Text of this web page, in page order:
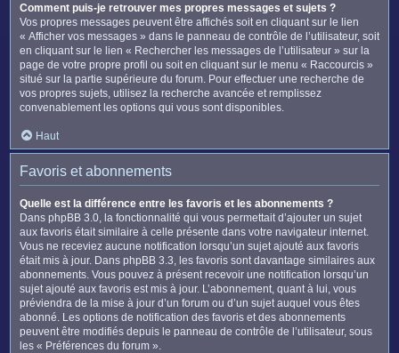
Comment puis-je retrouver mes propres messages et sujets ?
Vos propres messages peuvent être affichés soit en cliquant sur le lien
« Afficher vos messages » dans le panneau de contrôle de l’utilisateur, soit
en cliquant sur le lien « Rechercher les messages de l’utilisateur » sur la
page de votre propre profil ou soit en cliquant sur le menu « Raccourcis »
situé sur la partie supérieure du forum. Pour effectuer une recherche de
vos propres sujets, utilisez la recherche avancée et remplissez
convenablement les options qui vous sont disponibles.
Haut
Favoris et abonnements
Quelle est la différence entre les favoris et les abonnements ?
Dans phpBB 3.0, la fonctionnalité qui vous permettait d’ajouter un sujet
aux favoris était similaire à celle présente dans votre navigateur internet.
Vous ne receviez aucune notification lorsqu’un sujet ajouté aux favoris
était mis à jour. Dans phpBB 3.3, les favoris sont davantage similaires aux
abonnements. Vous pouvez à présent recevoir une notification lorsqu’un
sujet ajouté aux favoris est mis à jour. L’abonnement, quant à lui, vous
préviendra de la mise à jour d’un forum ou d’un sujet auquel vous êtes
abonné. Les options de notification des favoris et des abonnements
peuvent être modifiés depuis le panneau de contrôle de l’utilisateur, sous
les « Préférences du forum ».